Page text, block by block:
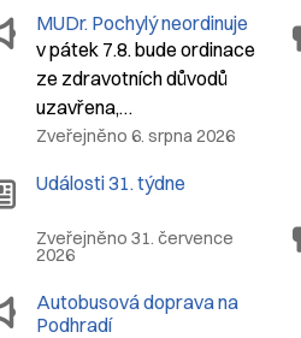
MUDr. Pochylý neordinuje
v pátek 7.8. bude ordinace
ze zdravotních důvodů
uzavřena,…
Zveřejněno 6. srpna 2026
Události 31. týdne
Zveřejněno 31. července
2026
Autobusová doprava na
Podhradí